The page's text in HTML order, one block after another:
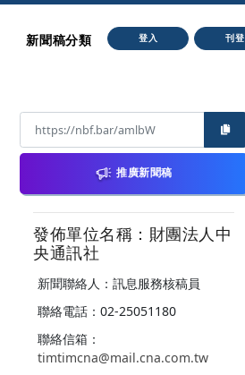
新聞稿分類 登入 刊登
推廣新聞稿
發佈單位名稱：財團法人中
央通訊社
新聞聯絡人：訊息服務核稿員
聯絡電話：02-25051180
聯絡信箱：
timtimcna@mail.cna.com.tw